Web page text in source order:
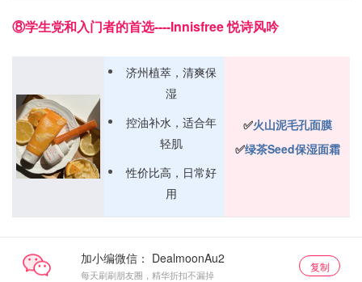
⑧学生党和入门者的首选----Innisfree 悦诗风吟
济州植萃，清爽保
湿
控油补水，适合年
轻肌
性价比高，日常好
用
✅️火山泥毛孔面膜
✅️绿茶Seed保湿面霜
加小编微信：
每天刷刷朋友圈，精华折扣不漏掉
复制